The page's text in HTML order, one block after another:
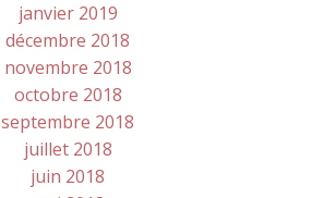
janvier 2019
décembre 2018
novembre 2018
octobre 2018
septembre 2018
juillet 2018
juin 2018